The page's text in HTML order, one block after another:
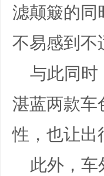
滤颠簸的
不易感到
与此同
湛蓝两款
性，也让
此外，